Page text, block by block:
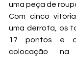
uma peça de
Com cinco
uma derrota, os
17 pontos e
colocação